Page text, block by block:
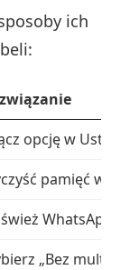
ich
opcję w
pamięć
WhatsApp
„Bez